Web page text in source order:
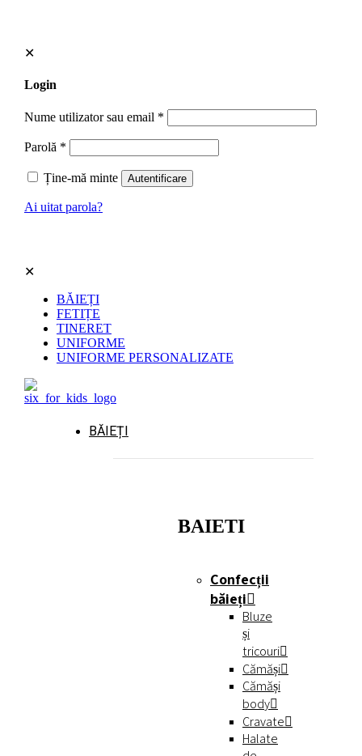
✕
Login
Nume utilizator sau email *
Parolă *
Ține-mă minte Autentificare
Ai uitat parola?
✕
BĂIEȚI
FETIȚE
TINERET
UNIFORME
UNIFORME PERSONALIZATE
BĂIEȚI
BAIETI
Confecții
băieți
Bluze
și
tricouri
Cămăși
Cămăși
body
Cravate
Halate